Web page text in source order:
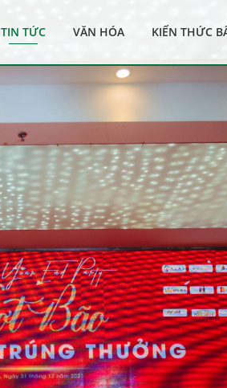
TIN TỨC VĂN HÓA KIẾN THỨC